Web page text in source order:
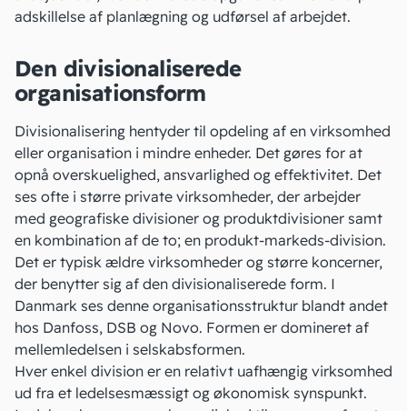
adskillelse af planlægning og udførsel af arbejdet.
Den divisionaliserede
organisationsform
Divisionalisering hentyder til opdeling af en virksomhed
eller organisation i mindre enheder. Det gøres for at
opnå overskuelighed, ansvarlighed og effektivitet. Det
ses ofte i større private virksomheder, der arbejder
med geografiske divisioner og produktdivisioner samt
en kombination af de to; en produkt-markeds-division.
Det er typisk ældre virksomheder og større koncerner,
der benytter sig af den divisionaliserede form. I
Danmark ses denne organisationsstruktur blandt andet
hos Danfoss, DSB og Novo. Formen er domineret af
mellemledelsen i selskabsformen.
Hver enkel division er en relativt uafhængig virksomhed
ud fra et ledelsesmæssigt og økonomisk synspunkt.